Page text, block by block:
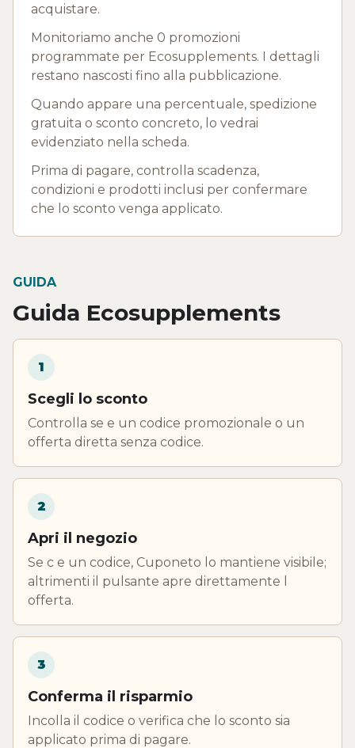
acquistare.
Monitoriamo anche 0 promozioni
programmate per Ecosupplements. I dettagli
restano nascosti fino alla pubblicazione.
Quando appare una percentuale, spedizione
gratuita o sconto concreto, lo vedrai
evidenziato nella scheda.
Prima di pagare, controlla scadenza,
condizioni e prodotti inclusi per confermare
che lo sconto venga applicato.
GUIDA
Guida Ecosupplements
1
Scegli lo sconto
Controlla se e un codice promozionale o un
offerta diretta senza codice.
2
Apri il negozio
Se c e un codice, Cuponeto lo mantiene visibile;
altrimenti il pulsante apre direttamente l
offerta.
3
Conferma il risparmio
Incolla il codice o verifica che lo sconto sia
applicato prima di pagare.